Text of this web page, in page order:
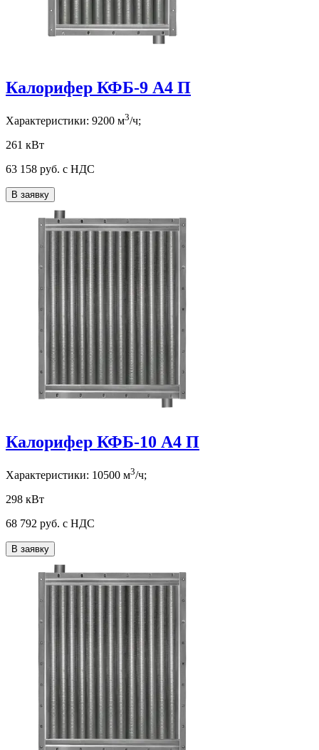
Калорифер КФБ-9 А4 П
Характеристики: 9200 м3/ч;
261 кВт
63 158 руб. с НДС
В заявку
Калорифер КФБ-10 А4 П
Характеристики: 10500 м3/ч;
298 кВт
68 792 руб. с НДС
В заявку